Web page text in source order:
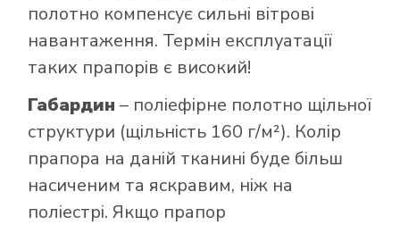
полотно компенсує сильні вітрові
навантаження. Термін експлуатації
таких прапорів є високий!
Габардин – поліефірне полотно щільної
структури (щільність 160 г/м²). Колір
прапора на даній тканині буде більш
насиченим та яскравим, ніж на
поліестрі. Якщо прапор